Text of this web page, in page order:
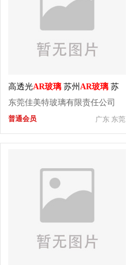
高透光AR玻璃 苏州 AR玻璃 苏
州钢化AR玻璃加工
东莞佳美特玻璃有限责任公司
广东 东莞
普通会员